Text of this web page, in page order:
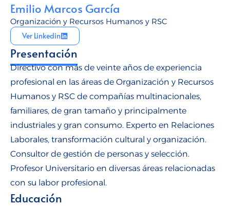
Emilio Marcos García
Organización y Recursos Humanos y RSC
Ver Linkedin
Presentación
Directivo con más de veinte años de experiencia
profesional en las áreas de Organización y Recursos
Humanos y RSC de compañías multinacionales,
familiares, de gran tamaño y principalmente
industriales y gran consumo. Experto en Relaciones
Laborales, transformación cultural y organización.
Consultor de gestión de personas y selección.
Profesor Universitario en diversas áreas relacionadas
con su labor profesional.
Educación